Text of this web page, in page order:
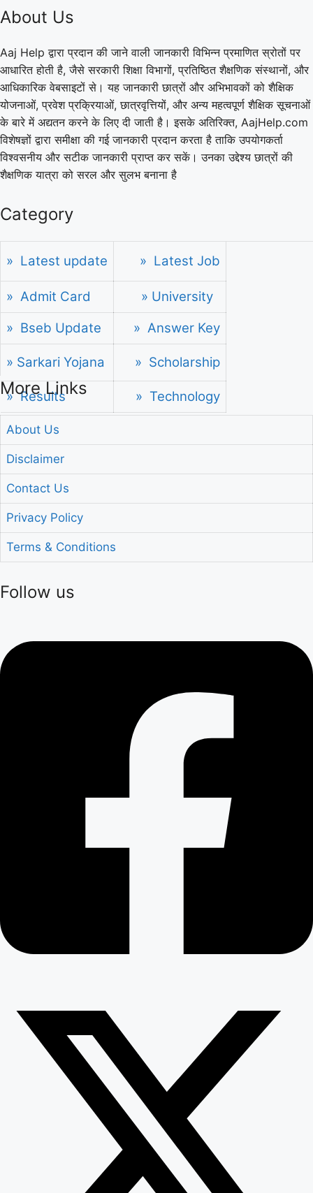
About Us
Aaj Help द्वारा प्रदान की जाने वाली जानकारी विभिन्न प्रमाणित स्रोतों पर
आधारित होती है, जैसे सरकारी शिक्षा विभागों, प्रतिष्ठित शैक्षणिक संस्थानों, और
आधिकारिक वेबसाइटों से। यह जानकारी छात्रों और अभिभावकों को शैक्षिक
योजनाओं, प्रवेश प्रक्रियाओं, छात्रवृत्तियों, और अन्य महत्वपूर्ण शैक्षिक सूचनाओं
के बारे में अद्यतन करने के लिए दी जाती है। इसके अतिरिक्त, AajHelp.com
विशेषज्ञों द्वारा समीक्षा की गई जानकारी प्रदान करता है ताकि उपयोगकर्ता
विश्वसनीय और सटीक जानकारी प्राप्त कर सकें। उनका उद्देश्य छात्रों की
शैक्षणिक यात्रा को सरल और सुलभ बनाना है
Category
» Latest update » Latest Job
» Admit Card
» University
» Bseb Update
» Answer Key
» Sarkari Yojana » Scholarship
» Results » Technology
More Links
About Us
Disclaimer
Contact Us
Privacy Policy
Terms & Conditions
Follow us